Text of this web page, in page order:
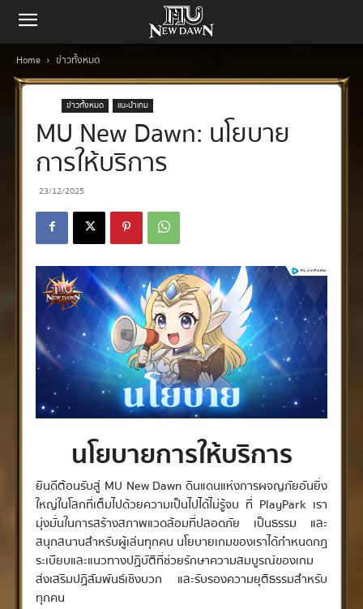
Home ข่าวทั้งหมด
ข่าวทั้งหมด แนะนำเกม
MU New Dawn: นโยบาย
การให้บริการ
23/12/2025
นโยบายการให้บริการ
ยินดีต้อนรับสู่ MU New Dawn ดินแดนแห่งการผจญภัยอันยิ่ง
ใหญ่ในโลกที่เต็มไปด้วยความเป็นไปได้ไม่รู้จบ ที่ PlayPark เรา
มุ่งมั่นในการสร้างสภาพแวดล้อมที่ปลอดภัย เป็นธรรม และ
สนุกสนานสำหรับผู้เล่นทุกคน นโยบายเกมของเราได้กำหนดกฎ
ระเบียบและแนวทางปฏิบัติที่ช่วยรักษาความสมบูรณ์ของเกม
ส่งเสริมปฏิสัมพันธ์เชิงบวก และรับรองความยุติธรรมสำหรับ
ทุกคน